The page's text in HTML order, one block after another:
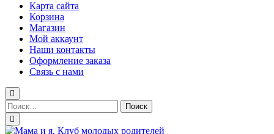
Карта сайта
Корзина
Магазин
Мой аккаунт
Наши контакты
Оформление заказа
Связь с нами